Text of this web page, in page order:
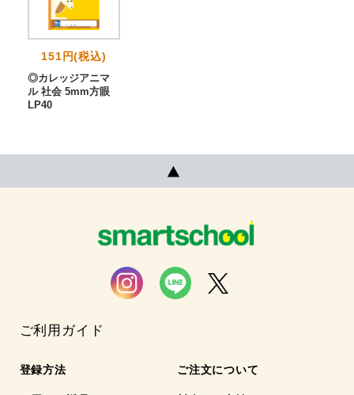
151円(税込)
◎カレッジアニマ
ル 社会 5mm方眼
LP40
ご利用ガイド
登録方法 ご注文について